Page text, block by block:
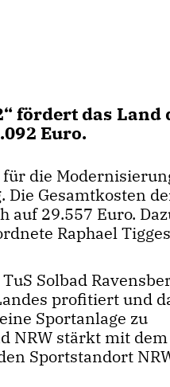
fördert das Land
Euro.
die
Die Gesamtkosten
auf 29.557 Euro.
Raphael
Solbad
profitiert und
Sportanlage zu
NRW stärkt mit dem
Sportstandort